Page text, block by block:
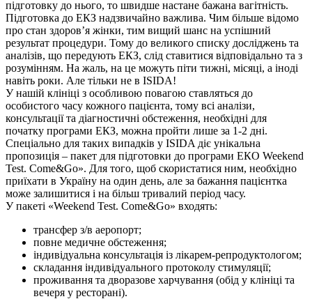
підготовку до нього, то швидше настане бажана вагітність.
Підготовка до ЕКЗ надзвичайно важлива. Чим більше відомо
про стан здоров’я жінки, тим вищий шанс на успішний
результат процедури. Тому до великого списку досліджень та
аналізів, що передують ЕКЗ, слід ставитися відповідально та з
розумінням. На жаль, на це можуть піти тижні, місяці, а іноді
навіть роки. Але тільки не в ISIDA!
У нашій клініці з особливою повагою ставляться до
особистого часу кожного пацієнта, тому всі аналізи,
консультації та діагностичні обстеження, необхідні для
початку програми ЕКЗ, можна пройти лише за 1-2 дні.
Спеціально для таких випадків у ISIDA діє унікальна
пропозиція – пакет для підготовки до програми ЕКО Weekend
Test. Come&Go». Для того, щоб скористатися ним, необхідно
приїхати в Україну на один день, але за бажання пацієнтка
може залишитися і на більш тривалий період часу.
У пакеті «Weekend Test. Come&Go» входять:
трансфер з/в аеропорт;
повне медичне обстеження;
індивідуальна консультація із лікарем-репродуктологом;
складання індивідуального протоколу стимуляції;
проживання та дворазове харчування (обід у клініці та
вечеря у ресторані).